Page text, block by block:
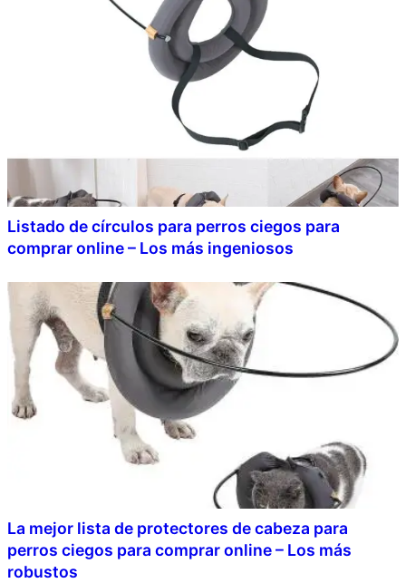
Listado de círculos para perros ciegos para
comprar online – Los más ingeniosos
La mejor lista de protectores de cabeza para
perros ciegos para comprar online – Los más
robustos